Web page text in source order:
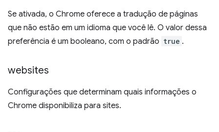
Se ativada, o Chrome oferece a tradução de páginas
que não estão em um idioma que você lê. O valor dessa
preferência é um booleano, com o padrão true .
websites
Configurações que determinam quais informações o
Chrome disponibiliza para sites.